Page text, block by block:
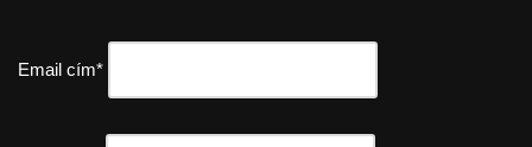
Email cím*